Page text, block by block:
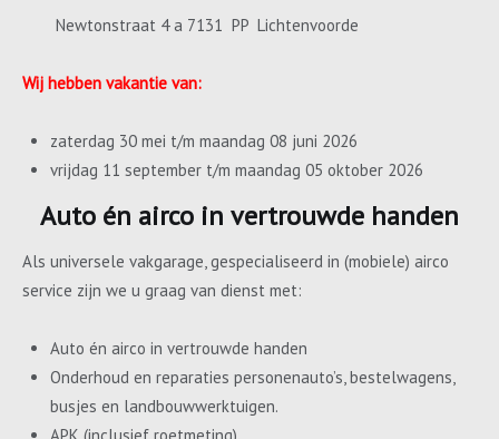
Newtonstraat 4 a 7131 PP Lichtenvoorde
Wij hebben vakantie van:
zaterdag 30 mei t/m maandag 08 juni 2026
vrijdag 11 september t/m maandag 05 oktober 2026
Auto én airco in vertrouwde handen
Als universele vakgarage, gespecialiseerd in (mobiele) airco
service zijn we u graag van dienst met:
Auto én airco in vertrouwde handen
Onderhoud en reparaties personenauto’s, bestelwagens,
busjes en landbouwwerktuigen.